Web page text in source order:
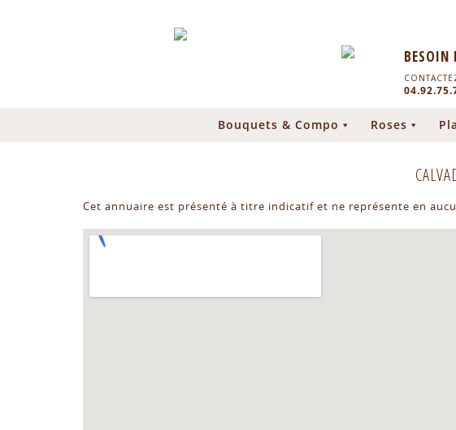
BESOIN
Bouquets & Compo Roses
Cet annuaire est présenté à titre indicatif et ne représente en